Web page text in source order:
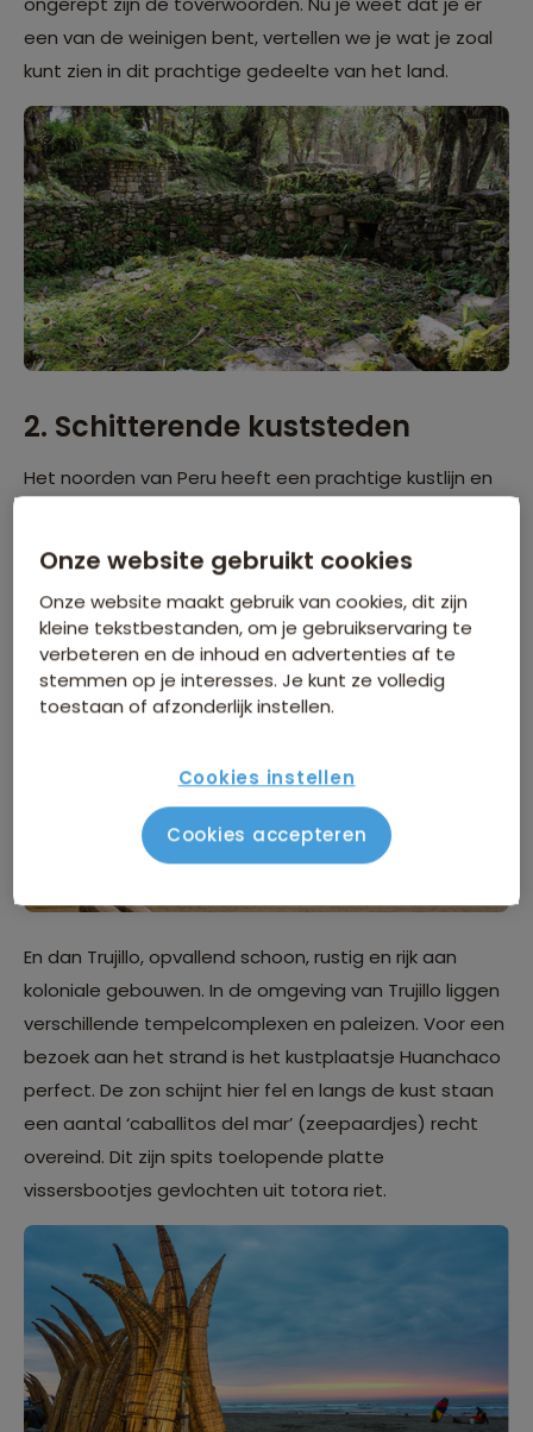
een van de weinigen bent, vertellen we je wat je zoal
kunt zien in dit prachtige gedeelte van het land.
2. Schitterende kuststeden
Het noorden van Peru heeft een prachtige kustlijn en
de meest levendige en drukke havensteden van het
noorden: Chiclayo. Hier komen stad, zee en woestijn
samen.
En dan Trujillo, opvallend schoon, rustig en rijk aan
koloniale gebouwen. In de omgeving van Trujillo liggen
verschillende tempelcomplexen en paleizen. Voor een
bezoek aan het strand is het kustplaatsje Huanchaco
perfect. De zon schijnt hier fel en langs de kust staan
een aantal ‘caballitos del mar’ (zeepaardjes) recht
overeind. Dit zijn spits toelopende platte
vissersbootjes gevlochten uit totora riet.
Onze website gebruikt cookies
Onze website maakt gebruik van cookies, dit zijn
kleine tekstbestanden, om je gebruikservaring te
verbeteren en de inhoud en advertenties af te
stemmen op je interesses. Je kunt ze volledig
toestaan of afzonderlijk instellen.
Cookies instellen
Cookies accepteren